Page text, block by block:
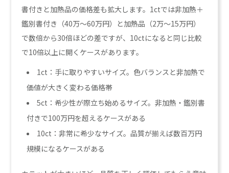
書付きと加熱品の価格差も拡大します。1ctでは非加熱＋
鑑別書付き（40万〜60万円）と加熱品（2万〜15万円）
で数倍から30倍ほどの差ですが、10ctになると同じ比較
で10倍以上に開くケースがあります。
1ct：手に取りやすいサイズ。色バランスと非加熱で
価値が大きく変わる価格帯
5ct：希少性が際立ち始めるサイズ。非加熱・鑑別書
付きで100万円を超えるケースがある
10ct：非常に希少なサイズ。品質が揃えば数百万円
規模になるケースがある